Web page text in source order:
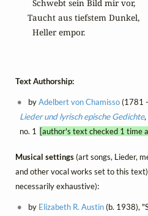
  Schwebt sein Bild mir vor,
Taucht aus tiefstem Dunkel,
  Heller empor.
Text Authorship:
byAdelbert von Chamisso(1781
Lieder und lyrisch epische Gedichte,
no. 1
[author's text checked 1 time
Musical settings(art songs, Lieder,
and other vocal works set to this
necessarily exhaustive):
by Elizabeth R. Austin(b. 1938),